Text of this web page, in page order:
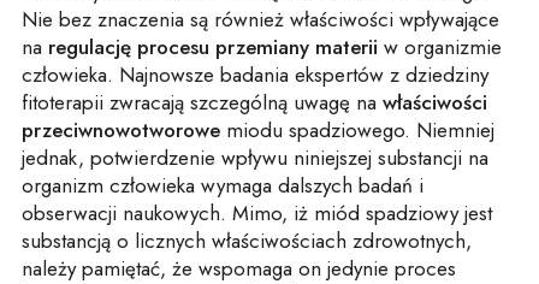
Nie bez znaczenia są również właściwości wpływające
na regulację procesu przemiany materii w organizmie
człowieka. Najnowsze badania ekspertów z dziedziny
fitoterapii zwracają szczególną uwagę na właściwości
przeciwnowotworowe miodu spadziowego. Niemniej
jednak, potwierdzenie wpływu niniejszej substancji na
organizm człowieka wymaga dalszych badań i
obserwacji naukowych. Mimo, iż miód spadziowy jest
substancją o licznych właściwościach zdrowotnych,
należy pamiętać, że wspomaga on jedynie proces